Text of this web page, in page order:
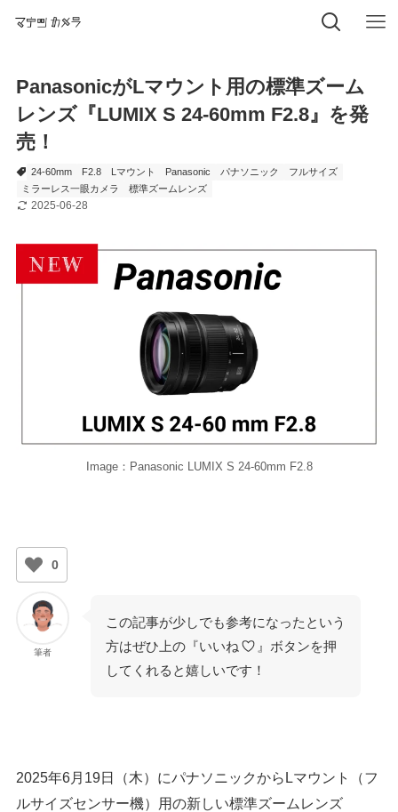
PanasonicがLマウント用の標準ズーム
レンズ『LUMIX S 24-60mm F2.8』を発
売！
24-60mm F2.8 Lマウント Panasonic パナソニック
フルサイズ
ミラーレス一眼カメラ
標準ズームレンズ
2025-06-28
Image：Panasonic LUMIX S 24-60mm F2.8
0
筆者
この記事が少しでも参考になったという
方はぜひ上の『いいね
』ボタンを押
してくれると嬉しいです！
2025年6月19日（木）にパナソニックからLマウント（フ
ルサイズセンサー機）用の新しい標準ズームレンズ